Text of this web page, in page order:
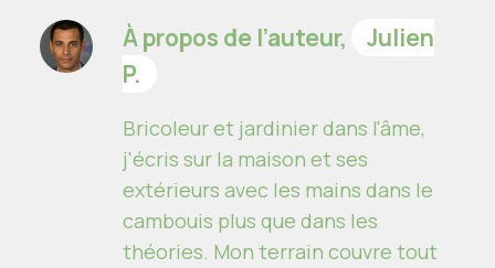
À propos de l’auteur,
Julien
P.
Bricoleur et jardinier dans l'âme,
j'écris sur la maison et ses
extérieurs avec les mains dans le
cambouis plus que dans les
théories. Mon terrain couvre tout